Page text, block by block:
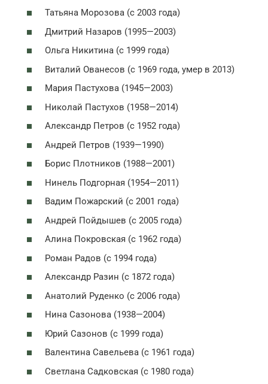
Татьяна Морозова (с 2003 года)
Дмитрий Назаров (1995—2003)
Ольга Никитина (с 1999 года)
Виталий Ованесов (с 1969 года, умер в 2013)
Мария Пастухова (1945—2003)
Николай Пастухов (1958—2014)
Александр Петров (с 1952 года)
Андрей Петров (1939—1990)
Борис Плотников (1988—2001)
Нинель Подгорная (1954—2011)
Вадим Пожарский (с 2001 года)
Андрей Пойдышев (с 2005 года)
Алина Покровская (с 1962 года)
Роман Радов (с 1994 года)
Александр Разин (с 1872 года)
Анатолий Руденко (с 2006 года)
Нина Сазонова (1938—2004)
Юрий Сазонов (с 1999 года)
Валентина Савельева (с 1961 года)
Светлана Садковская (с 1980 года)